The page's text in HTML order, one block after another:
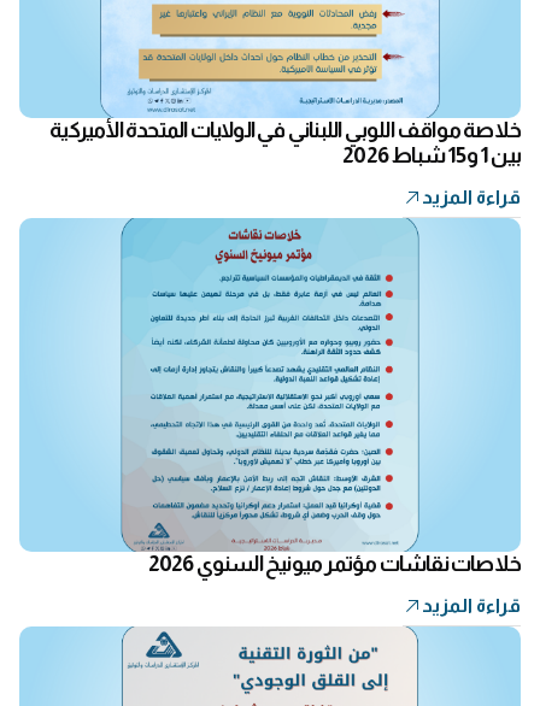
خلاصة مواقف اللوبي اللبناني في الولايات المتحدة الأميركية
بين 1 و15 شباط 2026
قراءة المزيد
خلاصات نقاشات مؤتمر ميونيخ السنوي 2026
قراءة المزيد